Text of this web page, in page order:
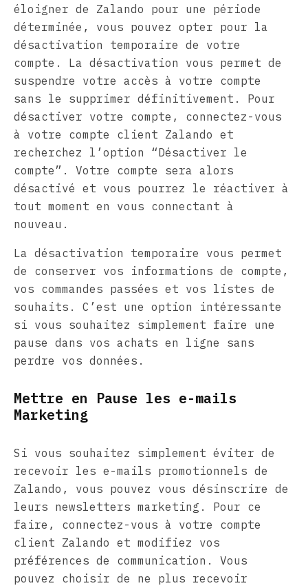
éloigner de Zalando pour une période
déterminée, vous pouvez opter pour la
désactivation temporaire de votre
compte. La désactivation vous permet de
suspendre votre accès à votre compte
sans le supprimer définitivement. Pour
désactiver votre compte, connectez-vous
à votre compte client Zalando et
recherchez l’option “Désactiver le
compte”. Votre compte sera alors
désactivé et vous pourrez le réactiver à
tout moment en vous connectant à
nouveau.
La désactivation temporaire vous permet
de conserver vos informations de compte,
vos commandes passées et vos listes de
souhaits. C’est une option intéressante
si vous souhaitez simplement faire une
pause dans vos achats en ligne sans
perdre vos données.
Mettre en Pause les e-mails
Marketing
Si vous souhaitez simplement éviter de
recevoir les e-mails promotionnels de
Zalando, vous pouvez vous désinscrire de
leurs newsletters marketing. Pour ce
faire, connectez-vous à votre compte
client Zalando et modifiez vos
préférences de communication. Vous
pouvez choisir de ne plus recevoir